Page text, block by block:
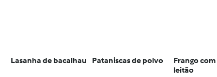
Lasanha de bacalhau Pataniscas de polvo
Frango
leitão